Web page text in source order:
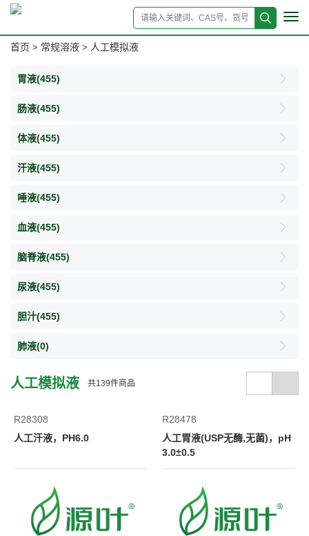
首页 > 常规溶液 > 人工模拟液
胃液(455)
肠液(455)
体液(455)
汗液(455)
唾液(455)
血液(455)
脑脊液(455)
尿液(455)
胆汁(455)
肺液(0)
人工模拟液 共139件商品
R28308
人工汗液，PH6.0
R28478
人工胃液(USP无酶,无菌)，pH
3.0±0.5